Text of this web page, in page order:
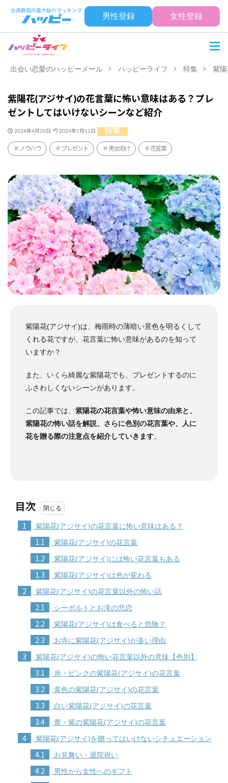
男性登録 女性登録
出会い恋愛のハッピーメール ハッピーライフ 特集 紫
紫陽花(アジサイ)の花言葉に怖い意味はある？プレ
ゼントしてはいけないシーンなど紹介
2024年4月20日 2024年7月11日 特集
ノウハウ プレゼント 男女向け 花言葉
紫陽花(アジサイ)は、梅雨時の薄暗い景色を明るくして
くれる花ですが、花言葉に怖い意味があるのを知って
いますか？
また、いくら綺麗な紫陽花でも、プレゼントするのに
ふさわしくないシーンがあります。
この記事では、 紫陽花の花言葉や怖い意味の由来と、
紫陽花の怖い話を解説、さらに色別の花言葉や、人に
花を贈る際の注意点を紹介していきます。
目次
1 紫陽花(アジサイ)の花言葉に怖い意味はある？
1.1 紫陽花(アジサイ)の花言葉
1.2 紫陽花(アジサイ)には怖い花言葉もある
1.3 紫陽花(アジサイ)は色が変わる
2 紫陽花(アジサイ)の花言葉以外の怖い話
2.1 シーボルトとお滝の悲恋
2.2 紫陽花(アジサイ)は食べると危険？
2.3 お寺に紫陽花(アジサイ)が多い理由
3 紫陽花(アジサイ)の怖い花言葉以外の意味【色別】
3.1 赤・ピンクの紫陽花(アジサイ)の花言葉
3.2 黄色の紫陽花(アジサイ)の花言葉
3.3 白い紫陽花(アジサイ)の花言葉
3.4 青・紫の紫陽花(アジサイ)の花言葉
4 紫陽花(アジサイ)を贈ってはいけないシチュエーション
4.1 お見舞い・退院祝い
4.2 男性から女性へのギフト